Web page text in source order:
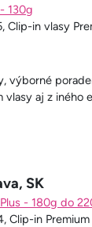
130g
Clip-in vlasy
výborné
vlasy aj z iného
SK
- 180g do
Clip-in